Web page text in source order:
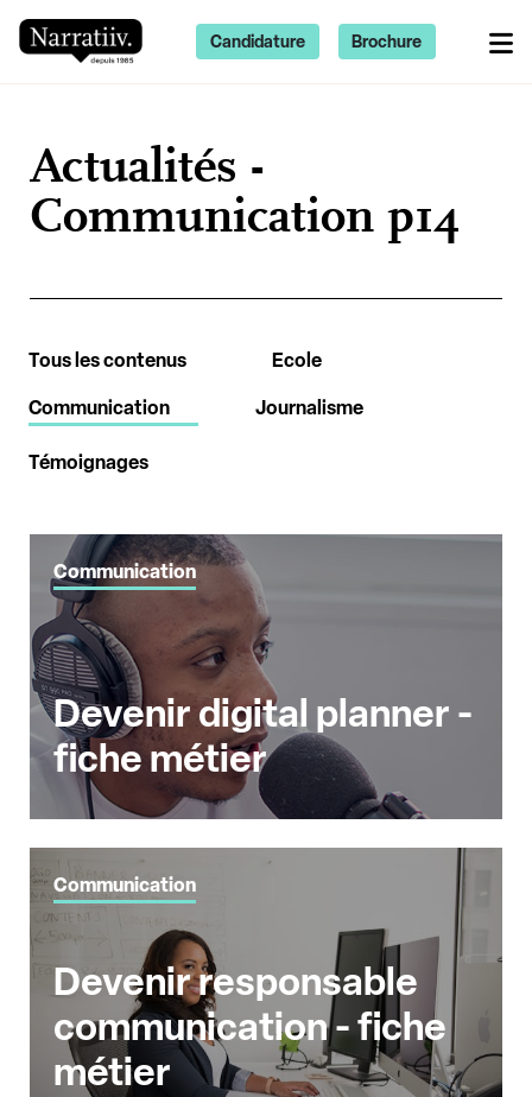
Actualités -
Communication p14
Tous les contenus Ecole
Communication Journalisme
Témoignages
Communication
Devenir digital planner -
fiche métier
Communication
Devenir responsable
communication - fiche
métier
Candidature Brochure